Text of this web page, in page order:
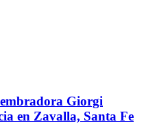
Giorgi
en Zavalla, Santa Fe